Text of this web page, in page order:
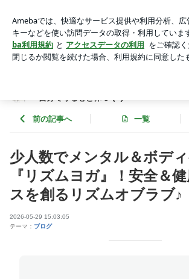
＆ハピネスを創るリズムオブラブ♪ | リズム
えのない大切な命を自分で守る心と体づく
アプリをダウンロードして ブログの更新通知
を
ょう。
自分で守る心と体づくり～
前の記事へ 一覧
少人数でメンタル＆ボデ
『リズムヨガ』！安全＆
スを創るリズムオブラブ♪
2026-05-29 15:03:05
テーマ： ブログ